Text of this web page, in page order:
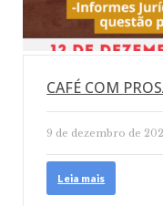
CAFÉ COM
9 de dezembro de
Leia mais